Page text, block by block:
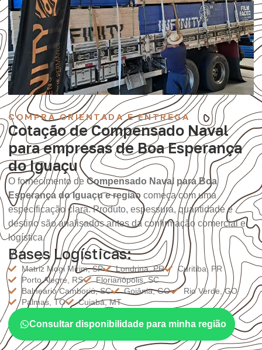
COMPRA ORIENTADA E ENTREGA
Cotação de Compensado Naval
para empresas de Boa Esperança
do Iguaçu
O fornecimento de Compensado Naval para Boa
Esperança do Iguaçu e região começa com uma
especificação clara. Produto, espessura, quantidade e
destino são analisados antes da confirmação comercial e
logística.
Bases Logísticas:
Matriz Mogi Mirim, SP Londrina, PR
Curitiba, PR
Porto Alegre, RS
Florianópolis, SC
Balneário Camboriú, SC
Goiânia, GO
Rio Verde, GO
Palmas, TO
Cuiabá, MT
Consultar disponibilidade para minha região